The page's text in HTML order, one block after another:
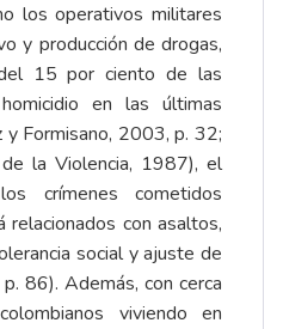
los operativos militares
y producción de drogas,
15 por ciento de las
en las últimas
y Formisano, 2003, p. 32;
la Violencia, 1987), el
crímenes cometidos
con asaltos,
social y ajuste de
86). Además, con cerca
viviendo en